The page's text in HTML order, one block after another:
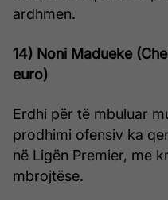
ardhmen.
14) Noni Madueke
euro)
Erdhi për të mbuluar
prodhimi ofensiv ka
në Ligën Premier, me
mbrojtëse.